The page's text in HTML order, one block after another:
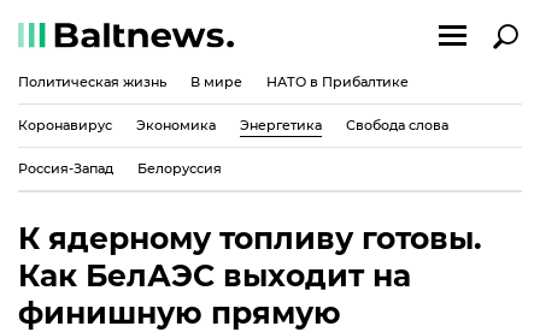
Политическая жизнь В мире НАТО в Прибалтике
Коронавирус Экономика Энергетика Свобода слова
Россия-Запад Белоруссия
К ядерному топливу готовы.
Как БелАЭС выходит на
финишную прямую